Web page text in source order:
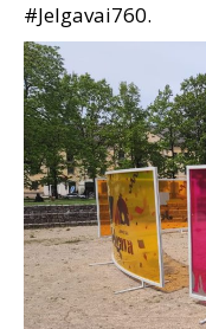
#Jelgavai760.